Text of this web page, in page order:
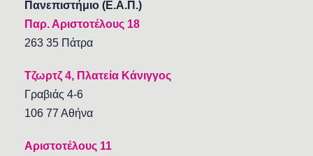
Πανεπιστήμιο (Ε.Α.Π.)
Παρ. Αριστοτέλους 18
263 35 Πάτρα
Τζωρτζ 4, Πλατεία Κάνιγγος
Γραβιάς 4-6
106 77 Αθήνα
Αριστοτέλους 11